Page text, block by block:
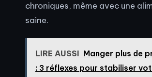
chroniques, même avec une
saine.
LIRE AUSSI Manger plus de
: 3 réflexes pour stabiliser